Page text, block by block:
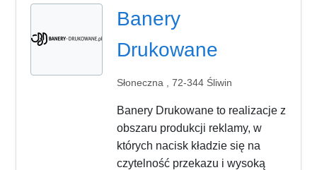
Banery
Drukowane
Słoneczna , 72-344 Śliwin
Banery Drukowane to realizacje z
obszaru produkcji reklamy, w
których nacisk kładzie się na
czytelność przekazu i wysoką